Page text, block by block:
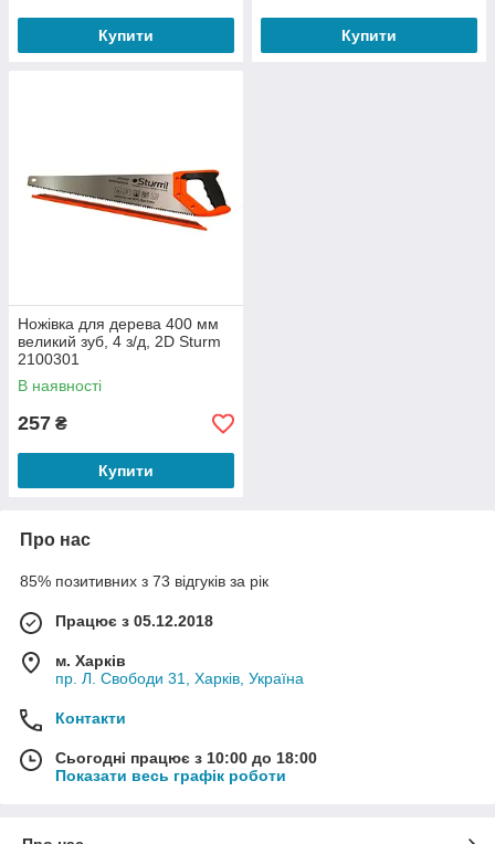
Купити Купити
Ножівка для дерева 400 мм
великий зуб, 4 з/д, 2D Sturm
2100301
В наявності
257 ₴
Купити
Про нас
85% позитивних з 73 відгуків за рік
Працює з 05.12.2018
м. Харків
пр. Л. Свободи 31, Харків, Україна
Контакти
Сьогодні працює з 10:00 до 18:00
Показати весь графік роботи